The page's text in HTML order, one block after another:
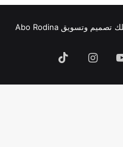
يوتيوب انستقرام